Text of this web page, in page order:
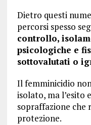
Dietro questi
percorsi spesso
controllo,
psicologiche e
sottovalutati o
Il femminicidio
isolato, ma l’esito
sopraffazione che
protezione.